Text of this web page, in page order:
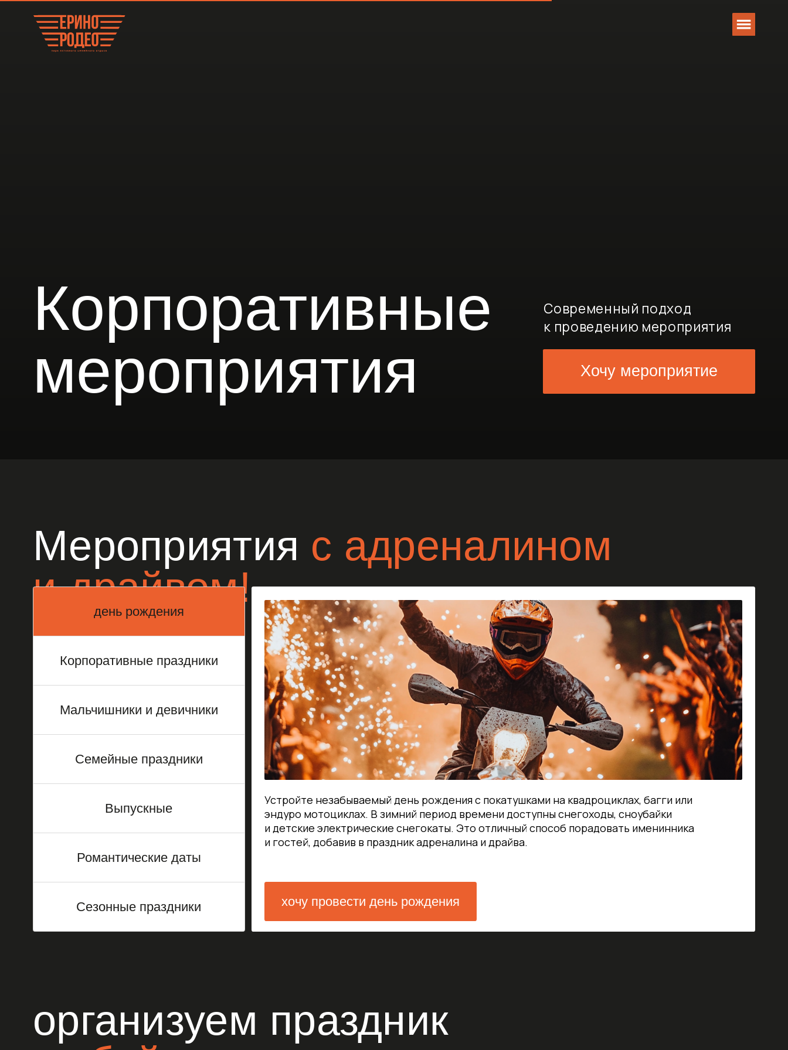
Корпоративные
мероприятия
Хочу мероприятие
и драйвом!
Корпоративные праздники
Мальчишники и девичники
Романтические даты
Сезонные праздники
день рождения
Устройте незабываемый день рождения с покатушками на квадроциклах, багги или
эндуро мотоциклах. В зимний период времени доступны снегоходы, сноубайки
и детские электрические снегокаты. Это отличный способ порадовать именинника
и гостей, добавив в праздник адреналина и драйва.
хочу провести день рождения
организуем праздник